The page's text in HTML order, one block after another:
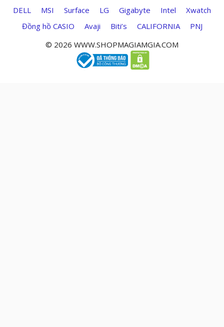
DELL
MSI Surface LG Gigabyte Intel
Xwatch
Đồng hồ CASIO
Avaji Biti’s CALIFORNIA
PNJ
© 2026 WWW.SHOPMAGIAMGIA.COM